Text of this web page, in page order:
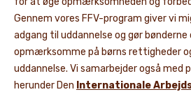
Gennem vores FFV-program giver vi
adgang til uddannelse og gør
opmærksomme på børns rettigheder
uddannelse. Vi samarbejder også med
herunder Den Internationale